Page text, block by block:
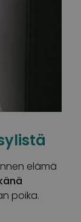
elämä
poika.